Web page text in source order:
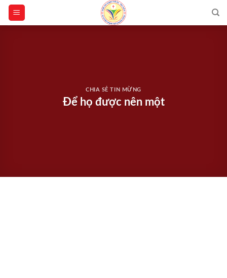
Skip
CHIA SẺ TIN MỪNG
Để họ được nên một